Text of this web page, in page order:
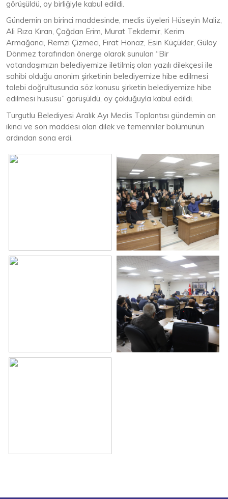
görüşüldü, oy birliğiyle kabul edildi.
Gündemin on birinci maddesinde, meclis üyeleri Hüseyin Maliz,
Ali Rıza Kıran, Çağdan Erim, Murat Tekdemir, Kerim
Armağancı, Remzi Çizmeci, Fırat Honaz, Esin Küçükler, Gülay
Dönmez tarafından önerge olarak sunulan “Bir
vatandaşımızın belediyemize iletilmiş olan yazılı dilekçesi ile
sahibi olduğu anonim şirketinin belediyemize hibe edilmesi
talebi doğrultusunda söz konusu şirketin belediyemize hibe
edilmesi hususu” görüşüldü, oy çokluğuyla kabul edildi.
Turgutlu Belediyesi Aralık Ayı Meclis Toplantısı gündemin on
ikinci ve son maddesi olan dilek ve temenniler bölümünün
ardından sona erdi.